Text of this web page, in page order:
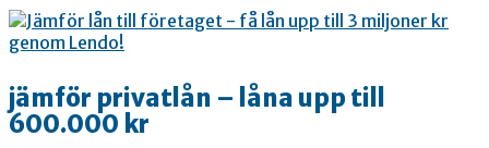
jämför privatlån – låna upp till
600.000 kr